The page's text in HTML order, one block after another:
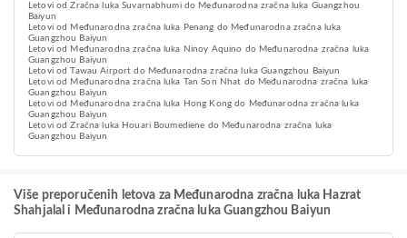
Letovi od Zračna luka Suvarnabhumi do Međunarodna zračna luka Guangzhou
Baiyun
Letovi od Međunarodna zračna luka Penang do Međunarodna zračna luka
Guangzhou Baiyun
Letovi od Međunarodna zračna luka Ninoy Aquino do Međunarodna zračna luka
Guangzhou Baiyun
Letovi od Tawau Airport do Međunarodna zračna luka Guangzhou Baiyun
Letovi od Međunarodna zračna luka Tan Son Nhat do Međunarodna zračna luka
Guangzhou Baiyun
Letovi od Međunarodna zračna luka Hong Kong do Međunarodna zračna luka
Guangzhou Baiyun
Letovi od Zračna luka Houari Boumediene do Međunarodna zračna luka
Guangzhou Baiyun
Više preporučenih letova za Međunarodna zračna luka Hazrat
Shahjalal i Međunarodna zračna luka Guangzhou Baiyun